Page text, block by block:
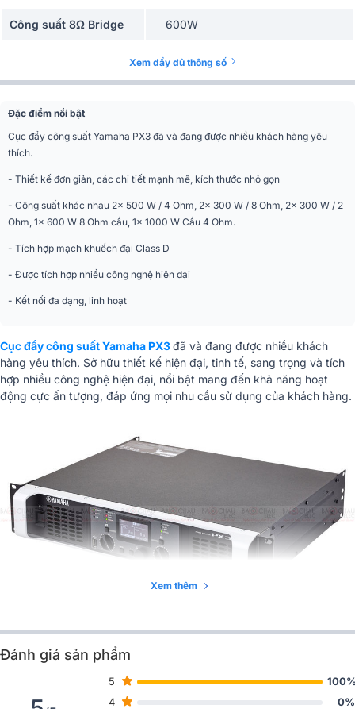
Công suất 8Ω Bridge 600W
1000W
Kích thước
Xem đầy đủ thông số
Đặc điểm nổi bật
Cục đẩy công suất Yamaha PX3 đã và đang được nhiều khách hàng yêu
thích.
- Thiết kế đơn giản, các chi tiết mạnh mẽ, kích thước nhỏ gọn
- Công suất khác nhau 2x 500 W / 4 Ohm, 2x 300 W / 8 Ohm, 2x 300 W / 2
Ohm, 1x 600 W 8 Ohm cầu, 1x 1000 W Cầu 4 Ohm.
- Tích hợp mạch khuếch đại Class D
- Được tích hợp nhiều công nghệ hiện đại
- Kết nối đa dạng, linh hoạt
Cục đẩy công suất Yamaha PX3đã và đang được nhiều khách
hàng yêu thích. Sở hữu thiết kế hiện đại, tinh tế, sang trọng và tích
hợp nhiều công nghệ hiện đại, nổi bật mang đến khả năng hoạt
động cực ấn tượng, đáp ứng mọi nhu cầu sử dụng của khách hàng.
Đánh giá thiết kếcục đẩy công suất
Xem thêm
Đánh giá sản phẩm
5
4
0%